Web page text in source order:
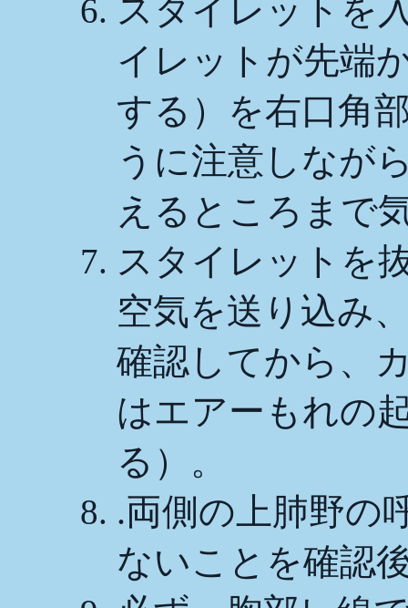
スタイレットを
イレットが先端
する）を右口角
うに注意しなが
えるところまで
スタイレットを
空気を送り込み
確認してから、
はエアーもれの
る）。
.両側の上肺野の
ないことを確認